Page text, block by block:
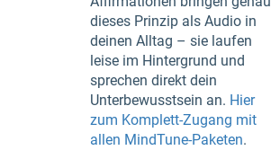
dieses Prinzip als Audio in
deinen Alltag – sie laufen
leise im Hintergrund und
sprechen direkt dein
Unterbewusstsein an. Hier
zum Komplett-Zugang mit
allen MindTune-Paketen.